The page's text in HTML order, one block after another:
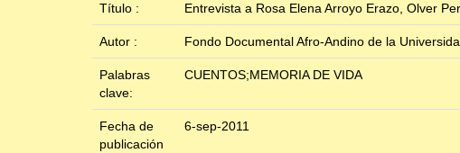
Título : Entrevista a Rosa Elena Arroyo Erazo, Olver
Autor : Fondo Documental Afro-Andino de la
Palabras
clave:
CUENTOS;MEMORIA DE VIDA
Fecha de
publicación
6-sep-2011